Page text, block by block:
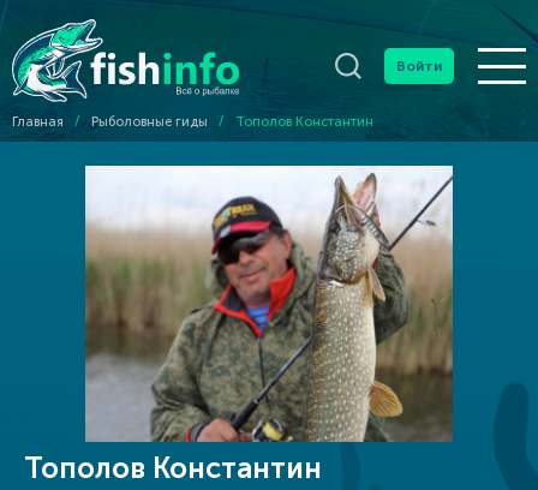
Войти
Главная / Рыболовные гиды / Тополов Константин
Тополов Константин